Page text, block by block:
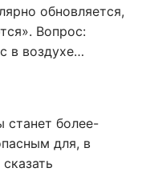
обновляется,
Вопрос:
в воздухе…
станет более-
для, в